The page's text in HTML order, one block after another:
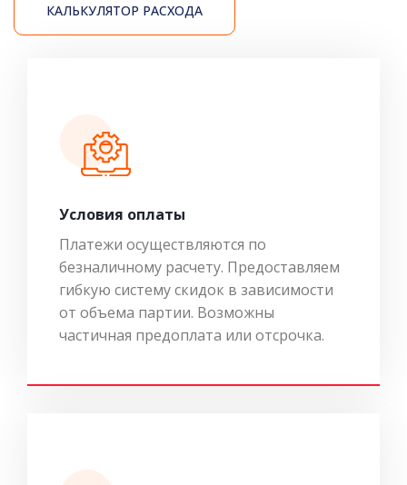
КАЛЬКУЛЯТОР РАСХОДА
Условия оплаты
Платежи осуществляются по
безналичному расчету. Предоставляем
гибкую систему скидок в зависимости
от объема партии. Возможны
частичная предоплата или отсрочка.